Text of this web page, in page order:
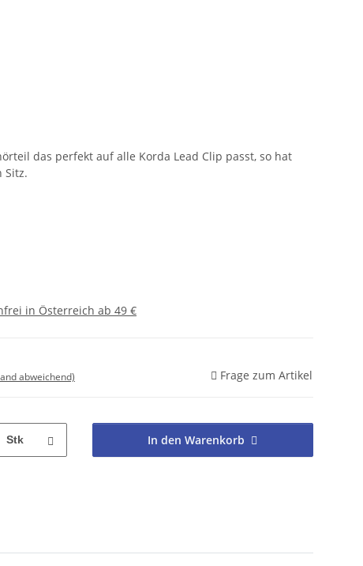
das perfekt auf alle Korda Lead Clip passt, so hat
Sitz.
in Österreich ab 49 €
abweichend) Frage zum Artikel
Stk In den Warenkorb